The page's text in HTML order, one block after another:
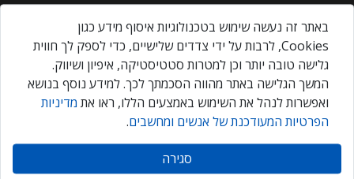
About Us
Privacy Policy
Contact Us
Our Events
אנשים ומחשבים © 2026 – כל הזכויות שמורות
באתר זה נעשה שימוש בטכנולוגיות איסוף מידע כגון
Cookies, לרבות על ידי צדדים שלישיים, כדי לספק לך חווית
גלישה טובה יותר וכן למטרות סטטיסטיקה, איפיון ושיווק.
המשך הגלישה באתר מהווה הסכמתך לכך. למידע נוסף בנושא
ואפשרות לנהל את השימוש באמצעים הללו, ראו את מדיניות
הפרטיות המעודכנת של אנשים ומחשבים.
סגירה